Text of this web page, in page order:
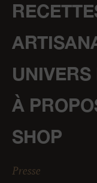
UNIVERS
À
SHOP
Presse